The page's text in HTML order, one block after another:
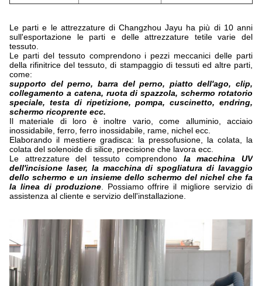
Le parti e le attrezzature di Changzhou Jayu ha più di 10 anni
sull'esportazione le parti e delle attrezzature tetile varie del
tessuto.
Le parti del tessuto comprendono i pezzi meccanici delle parti
della rifinitrice del tessuto, di stampaggio di tessuti ed altre parti,
come:
supporto del perno, barra del perno, piatto dell'ago, clip,
collegamento a catena, ruota di spazzola, schermo rotatorio
speciale, testa di ripetizione, pompa, cuscinetto, endring,
schermo ricoprente ecc.
Il materiale di loro è inoltre vario, come alluminio, acciaio
inossidabile, ferro, ferro inossidabile, rame, nichel ecc.
Elaborando il mestiere gradisca: la pressofusione, la colata, la
colata del solenoide di silice, precisione che lavora ecc.
Le attrezzature del tessuto comprendono la macchina UV
dell'incisione laser, la macchina di spogliatura di lavaggio
dello schermo e un insieme dello schermo del nichel che fa
la linea di produzione. Possiamo offrire il migliore servizio di
assistenza al cliente e servizio dell'installazione.